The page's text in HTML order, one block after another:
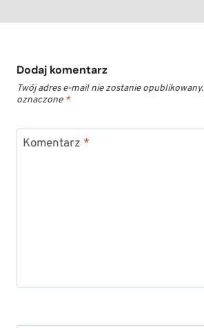
Dodaj komentarz
Twój adres e-mail nie zostanie opublikowany.
oznaczone *
Komentarz *